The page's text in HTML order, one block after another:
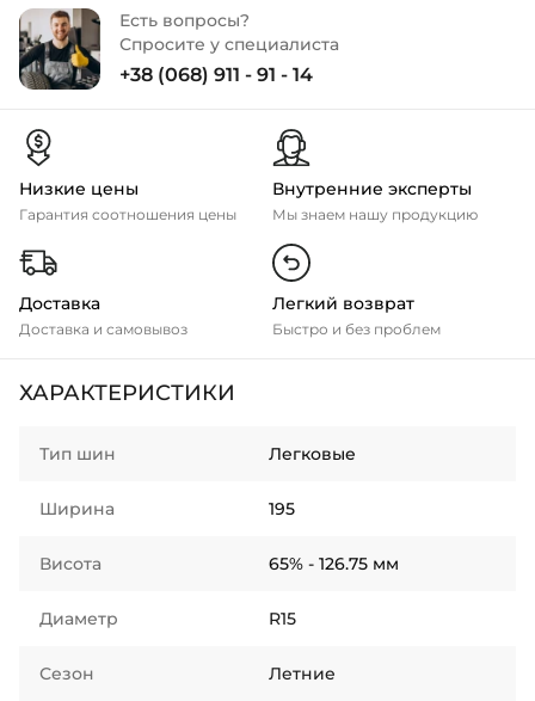
Есть вопросы?
Спросите у специалиста
+38 (068) 911 - 91 - 14
Низкие цены
Гарантия соотношения цены
Внутренние эксперты
Мы знаем нашу продукцию
Доставка
Доставка и самовывоз
Легкий возврат
Быстро и без проблем
ХАРАКТЕРИСТИКИ
Тип шин Легковые
Ширина 195
Висота 65% - 126.75 мм
Диаметр R15
Сезон Летние